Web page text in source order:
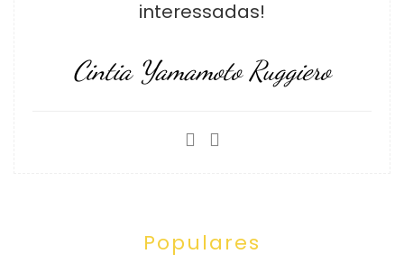
interessadas!
Cintia Yamamoto Ruggiero
Populares